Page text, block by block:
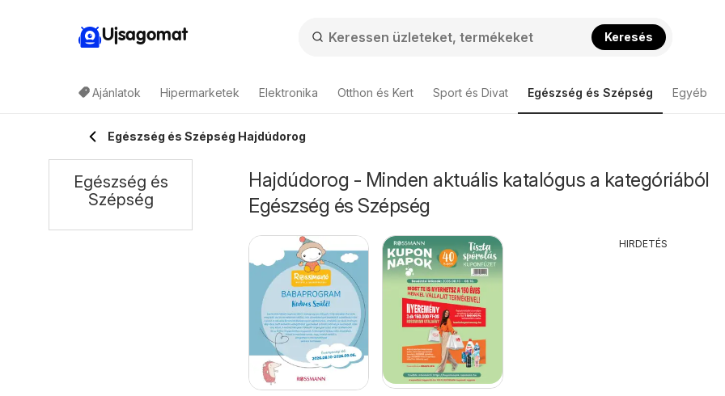
Ujsagomat Keresés
Ajánlatok Hipermarketek Elektronika Otthon és Kert Sport és Divat Egészség és Szépség Egyéb
Egészség és Szépség Hajdúdorog
Hajdúdorog - Minden aktuális katalógus a kategóriából
Egészség és Szépség
HIRDETÉS
Egészség és
Szépség